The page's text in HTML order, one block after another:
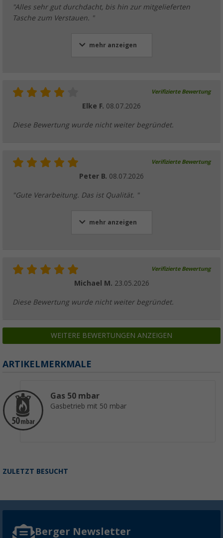
"Alles sehr gut durchdacht, bis hin zur mitgelieferten
Tasche zum Verstauen. "
mehr anzeigen
Verifizierte Bewertung
Elke F. 08.07.2026
Diese Bewertung wurde nicht weiter begründet.
Verifizierte Bewertung
Peter B. 08.07.2026
"Gute Verarbeitung. Das ist Qualität. "
mehr anzeigen
Verifizierte Bewertung
Michael M. 23.05.2026
Diese Bewertung wurde nicht weiter begründet.
WEITERE BEWERTUNGEN ANZEIGEN
ARTIKELMERKMALE
Gas 50 mbar
Gasbetrieb mit 50 mbar
ZULETZT BESUCHT
Berger Newsletter